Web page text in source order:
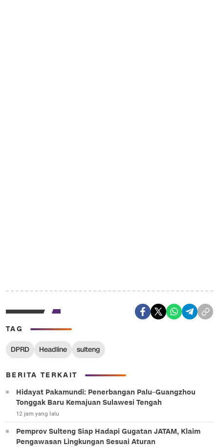
TAG
DPRD Headline sulteng
BERITA TERKAIT
Hidayat Pakamundi: Penerbangan Palu–Guangzhou
Tonggak Baru Kemajuan Sulawesi Tengah
12 jam yang lalu
Pemprov Sulteng Siap Hadapi Gugatan JATAM, Klaim
Pengawasan Lingkungan Sesuai Aturan